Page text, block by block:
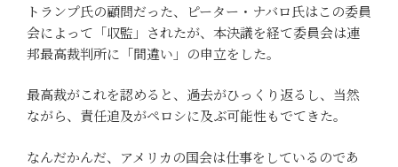
トランプ氏の顧問だった、ピーター・ナバロ氏はこの委員
会によって「収監」されたが、本決議を経て委員会は連
邦最高裁判所に「間違い」の申立をした。
最高裁がこれを認めると、過去がひっくり返るし、当然
ながら、責任追及がペロシに及ぶ可能性もでてきた。
なんだかんだ、アメリカの国会は仕事をしているのであ